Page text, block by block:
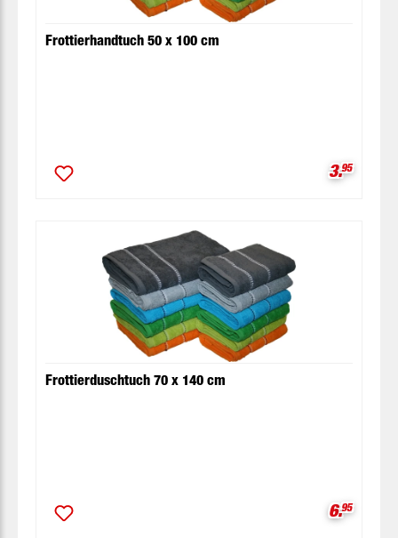
Frottierhandtuch 50 x 100 cm
3.95
Frottierduschtuch 70 x 140 cm
6.95